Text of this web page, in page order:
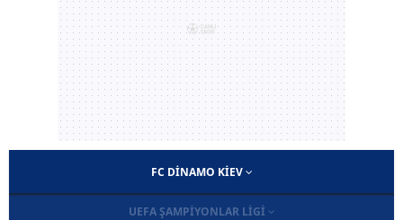
FC DINAMO KIEV
UEFA ŞAMPIYONLAR LIGI